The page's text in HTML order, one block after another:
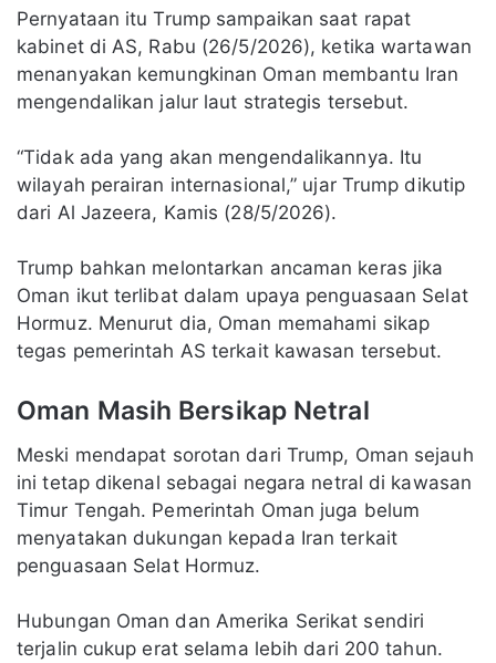
Pernyataan itu Trump sampaikan saat rapat
kabinet di AS, Rabu (26/5/2026), ketika wartawan
menanyakan kemungkinan Oman membantu Iran
mengendalikan jalur laut strategis tersebut.
“Tidak ada yang akan mengendalikannya. Itu
wilayah perairan internasional,” ujar Trump dikutip
dari Al Jazeera, Kamis (28/5/2026).
Trump bahkan melontarkan ancaman keras jika
Oman ikut terlibat dalam upaya penguasaan Selat
Hormuz. Menurut dia, Oman memahami sikap
tegas pemerintah AS terkait kawasan tersebut.
Oman Masih Bersikap Netral
Meski mendapat sorotan dari Trump, Oman sejauh
ini tetap dikenal sebagai negara netral di kawasan
Timur Tengah. Pemerintah Oman juga belum
menyatakan dukungan kepada Iran terkait
penguasaan Selat Hormuz.
Hubungan Oman dan Amerika Serikat sendiri
terjalin cukup erat selama lebih dari 200 tahun.